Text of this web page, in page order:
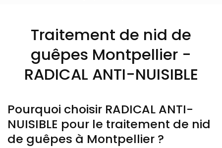
Traitement de nid de
guêpes Montpellier -
RADICAL ANTI-NUISIBLE
Pourquoi choisir RADICAL ANTI-
NUISIBLE pour le traitement de nid
de guêpes à Montpellier ?